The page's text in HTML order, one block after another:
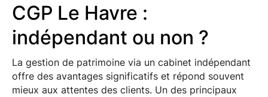
CGP Le Havre :
indépendant ou non ?
La gestion de patrimoine via un cabinet indépendant
offre des avantages significatifs et répond souvent
mieux aux attentes des clients. Un des principaux